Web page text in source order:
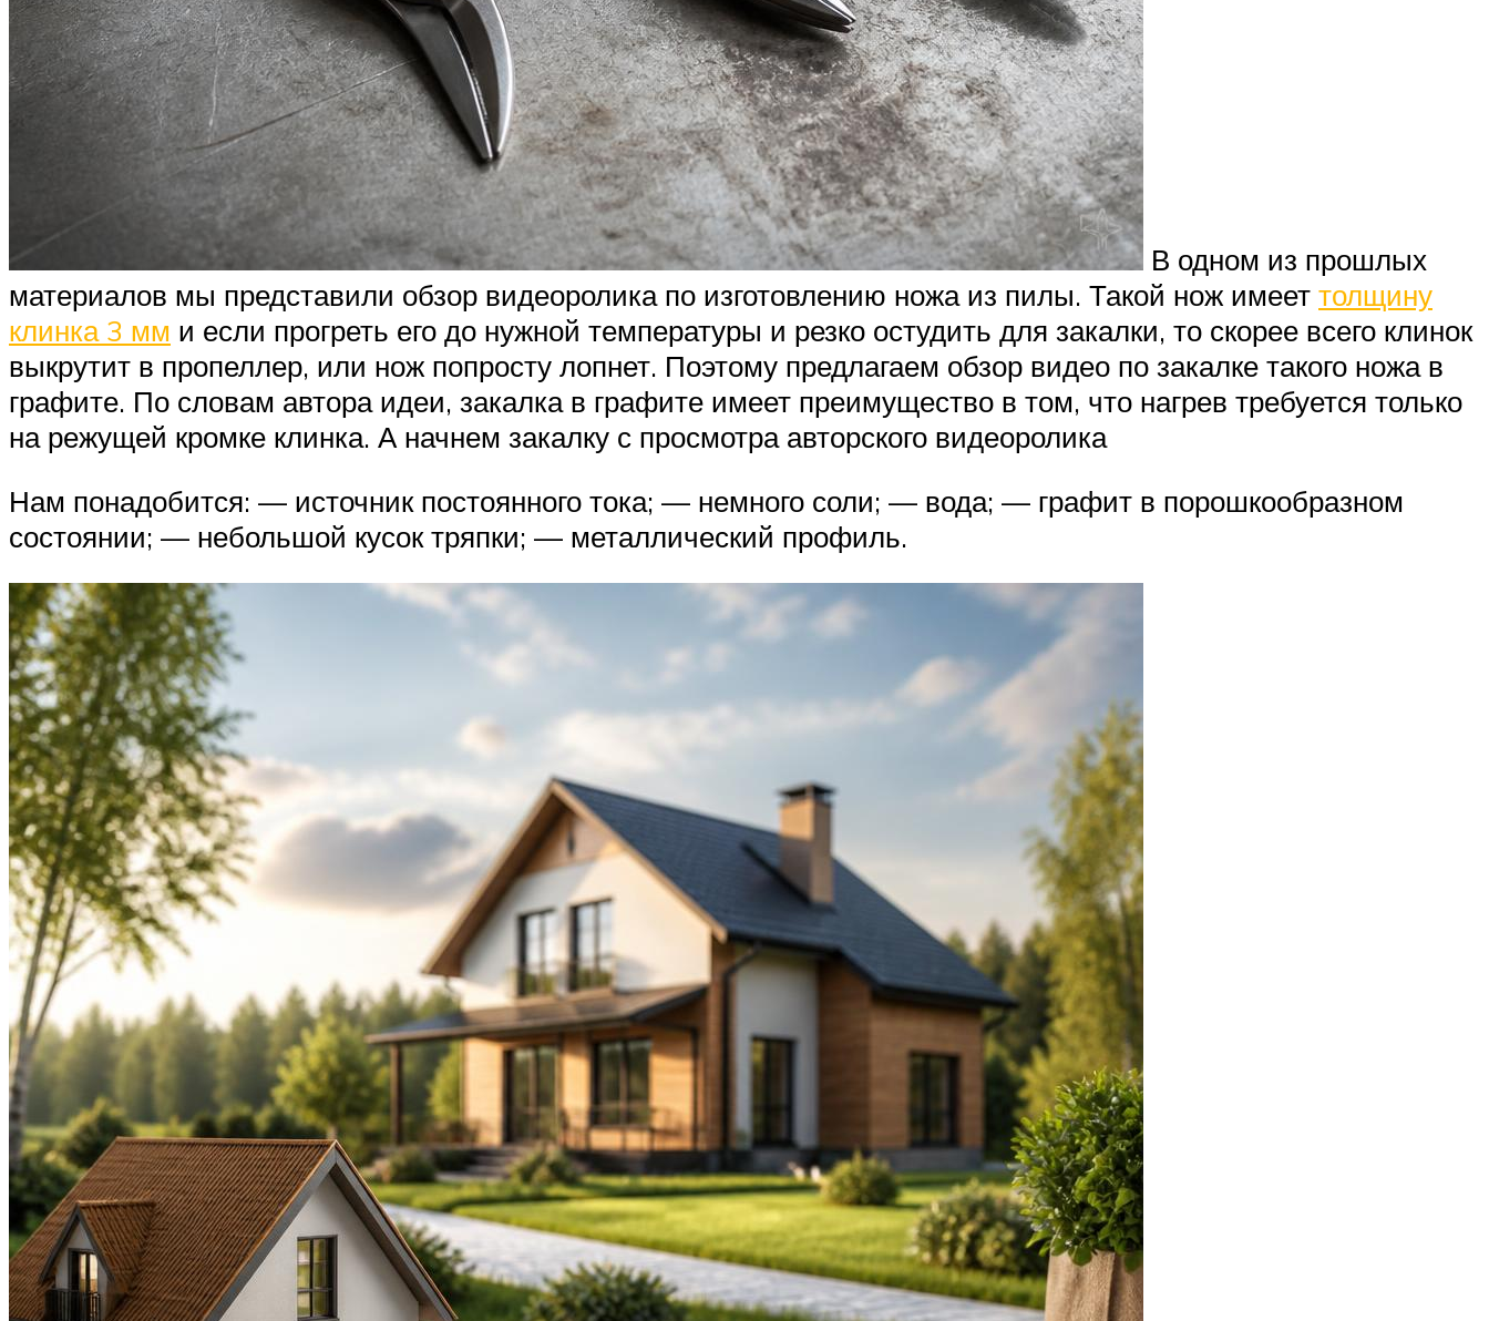
В одном из прошлых
материалов мы представили обзор видеоролика по изготовлению ножа из пилы. Такой нож имеет толщину
клинка 3 мм и если прогреть его до нужной температуры и резко остудить для закалки, то скорее всего клинок
выкрутит в пропеллер, или нож попросту лопнет. Поэтому предлагаем обзор видео по закалке такого ножа в
графите. По словам автора идеи, закалка в графите имеет преимущество в том, что нагрев требуется только
на режущей кромке клинка. А начнем закалку с просмотра авторского видеоролика
Нам понадобится: — источник постоянного тока; — немного соли; — вода; — графит в порошкообразном
состоянии; — небольшой кусок тряпки; — металлический профиль.